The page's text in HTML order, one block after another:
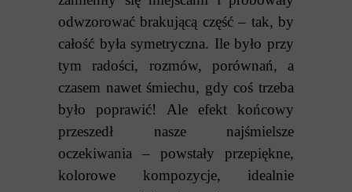
odwzorować brakującą część – tak, by
całość była symetryczna. Ile było przy
tym radości, rozmów, porównań, a
czasem nawet śmiechu, gdy coś trzeba
było poprawić! Ale efekt końcowy
przeszedł nasze najśmielsze
oczekiwania – powstały przepiękne,
kolorowe kompozycje, idealnie